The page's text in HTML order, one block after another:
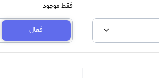
فقط موجود
فعال